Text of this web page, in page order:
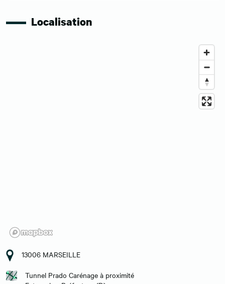
Localisation
13006 MARSEILLE
Tunnel Prado Carénage à proximité